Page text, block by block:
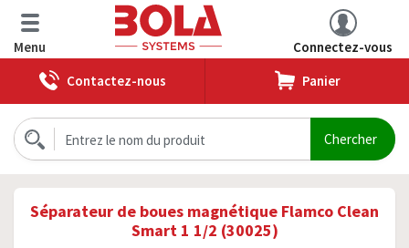
Menu
Connectez-vous
Contactez-nous
Panier
Séparateur de boues magnétique Flamco Clean
Smart 1 1/2 (30025)